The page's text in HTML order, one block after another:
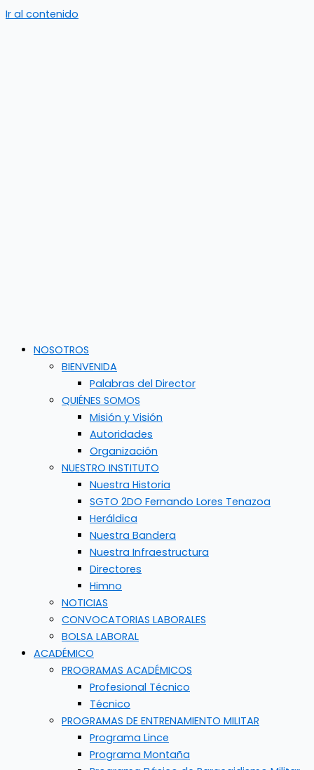
Ir al contenido
NOSOTROS
BIENVENIDA
Palabras del Director
QUIÉNES SOMOS
Misión y Visión
Autoridades
Organización
NUESTRO INSTITUTO
Nuestra Historia
SGTO 2DO Fernando Lores Tenazoa
Heráldica
Nuestra Bandera
Nuestra Infraestructura
Directores
Himno
NOTICIAS
CONVOCATORIAS LABORALES
BOLSA LABORAL
ACADÉMICO
PROGRAMAS ACADÉMICOS
Profesional Técnico
Técnico
PROGRAMAS DE ENTRENAMIENTO MILITAR
Programa Lince
Programa Montaña